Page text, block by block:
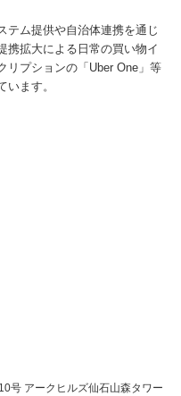
テム提供や自治体連携を通じ
携拡大による日常の買い物イ
リプションの「Uber One」等
ます。
アークヒルズ仙石山森タワー